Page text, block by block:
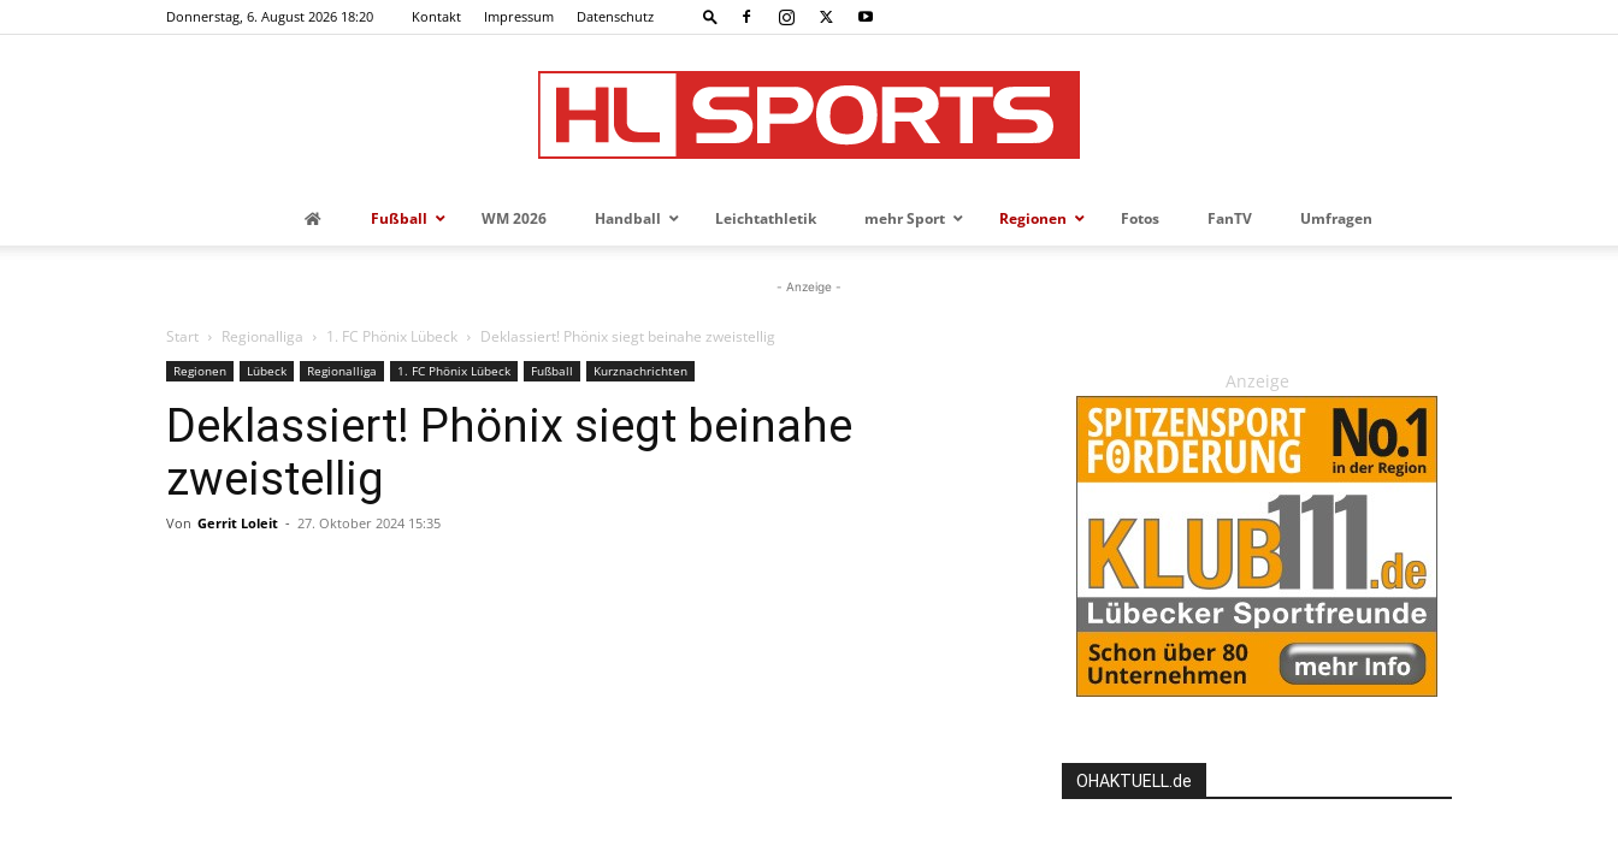
Donnerstag, 6. August 2026 18:20 Kontakt Impressum Datenschutz
Fußball WM 2026 Handball Leichtathletik mehr Sport Regionen Fotos FanTV Umfragen
- Anzeige -
Start Regionalliga 1. FC Phönix Lübeck Deklassiert! Phönix siegt beinahe zweistellig
Regionen Lübeck Regionalliga 1. FC Phönix Lübeck Fußball Kurznachrichten
Deklassiert! Phönix siegt beinahe
zweistellig
Von Gerrit Loleit - 27. Oktober 2024 15:35
Anzeige
OHAKTUELL.de